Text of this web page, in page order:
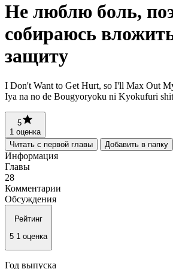
Не люблю боль,
собираюсь
защиту
I Don't Want to Get Hurt, so I'll Max Out
Iya na no de Bougyoryoku ni Kyokufuri
5
1 оценка
Читать с первой главы
Добавить в папку
Информация
Главы
28
Комментарии
Обсуждения
Рейтинг
5 1 оценка
Год выпуска